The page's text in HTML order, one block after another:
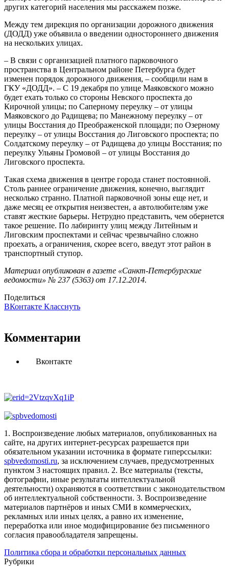
других категорий населения мы расскажем позже.
Между тем дирекция по организации дорожного движения
(ДОДД) уже объявила о введении одностороннего движения
на нескольких улицах.
– В связи с организацией платного парковочного
пространства в Центральном районе Петербурга будет
изменен порядок дорожного движения, – сообщили нам в
ГКУ «ДОДД». – С 19 декабря по улице Маяковского можно
будет ехать только со стороны Невского проспекта до
Кирочной улицы; по Саперному переулку – от улицы
Маяковского до Радищева; по Манежному переулку – от
улицы Восстания до Преображенской площади; по Озерному
переулку – от улицы Восстания до Лиговского проспекта; по
Солдатскому переулку – от Радищева до улицы Восстания; по
переулку Ульяны Громовой – от улицы Восстания до
Лиговского проспекта.
Такая схема движения в центре города станет постоянной.
Столь раннее ограничение движения, конечно, выглядит
несколько странно. Платной парковочной зоны еще нет, и
даже месяц ее открытия неизвестен, а автолюбителям уже
ставят жесткие барьеры. Нетрудно представить, чем обернется
такое решение. По лабиринту улиц между Литейным и
Лиговским проспектами и сейчас чрезвычайно сложно
проехать, а ограничения, скорее всего, введут этот район в
транспортный ступор.
Материал опубликован в газете «Санкт-Петербургские
ведомости» № 237 (5363) от 17.12.2014.
Поделиться
ВКонтакте Класснуть
Комментарии
Вконтакте
1. Воспроизведение любых материалов, опубликованных на
сайте, на других интернет-ресурсах разрешается при
обязательном указании источника в формате гиперссылки:
spbvedomosti.ru, за исключением случаев, предусмотренных
пунктом 3 настоящих правил. 2. Все материалы (тексты,
фотографии, иные результаты интеллектуальной
деятельности) охраняются в соответствии с законодательством
об интеллектуальной собственности. 3. Воспроизведение
материалов партнёров и иных СМИ в коммерческих,
рекламных или иных целях, а равно их изменение,
переработка или иное модифицирование без письменного
согласия правообладателя запрещены.
Политика сбора и обработки персональных данных
Рубрики